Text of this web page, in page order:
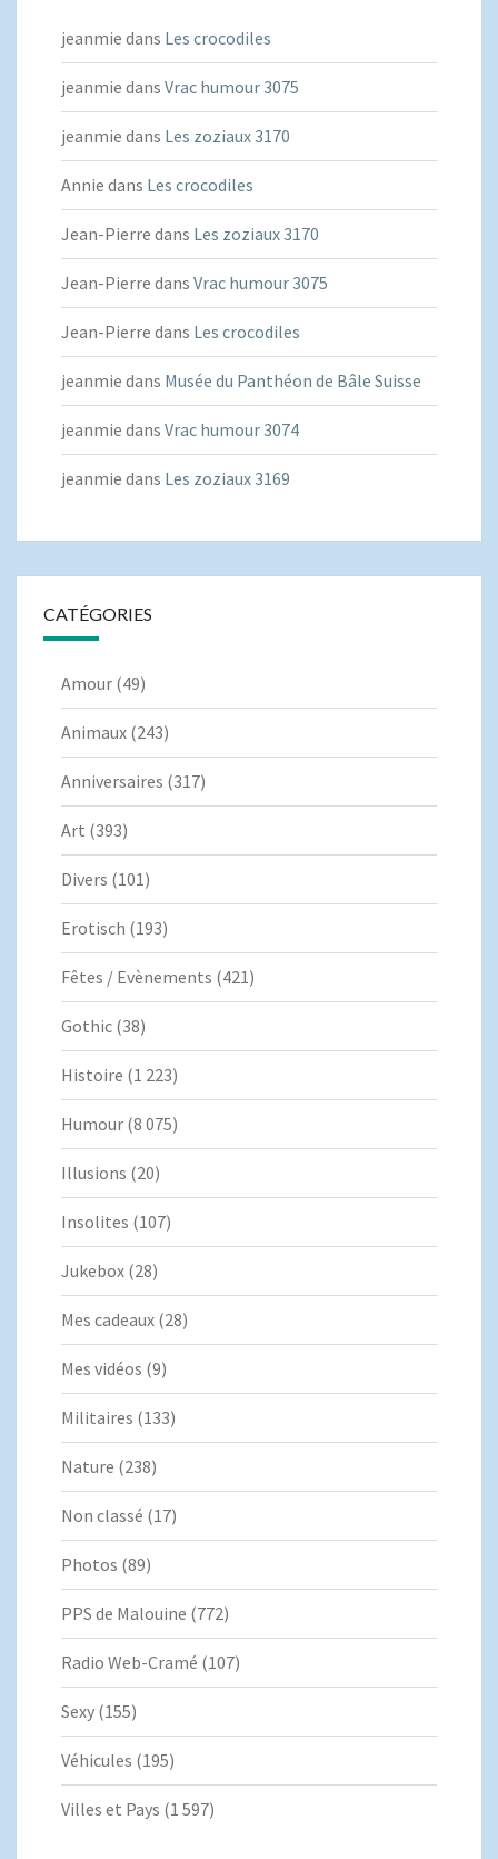
jeanmie dans Les crocodiles
jeanmie dans Vrac humour 3075
jeanmie dans Les zoziaux 3170
Annie dans Les crocodiles
Jean-Pierre dans Les zoziaux 3170
Jean-Pierre dans Vrac humour 3075
Jean-Pierre dans Les crocodiles
jeanmie dans Musée du Panthéon de Bâle Suisse
jeanmie dans Vrac humour 3074
jeanmie dans Les zoziaux 3169
CATÉGORIES
Amour (49)
Animaux (243)
Anniversaires (317)
Art (393)
Divers (101)
Erotisch (193)
Fêtes / Evènements (421)
Gothic (38)
Histoire (1 223)
Humour (8 075)
Illusions (20)
Insolites (107)
Jukebox (28)
Mes cadeaux (28)
Mes vidéos (9)
Militaires (133)
Nature (238)
Non classé (17)
Photos (89)
PPS de Malouine (772)
Radio Web-Cramé (107)
Sexy (155)
Véhicules (195)
Villes et Pays (1 597)